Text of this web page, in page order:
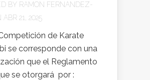
BY RAMON FERNANDEZ-
ABR 21, 2025
de Karate
se corresponde con una
que el Reglamento
se otorgará por :